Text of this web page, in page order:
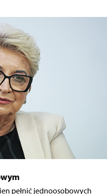
pełnić jednoosobowych